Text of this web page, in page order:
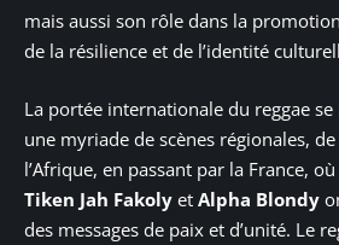
mais aussi son rôle dans la
de la résilience et de l’identité
La portée internationale du reggae
une myriade de scènes régionales,
l’Afrique, en passant par la France,
Tiken Jah Fakoly et Alpha Blondy
des messages de paix et d’unité. Le